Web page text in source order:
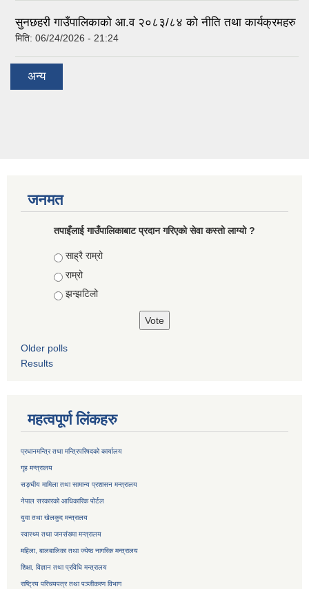
सुनछहरी गाउँपालिकाको आ.व २०८३/८४ को नीति तथा कार्यक्रमहरु
मिति: 06/24/2026 - 21:24
अन्य
जनमत
तपाइँलाई गाउँपालिकाबाट प्रदान गरिएको सेवा कस्तो लाग्यो ?
Choices
साह्रै राम्रो
राम्रो
झन्झटिलो
Older polls
Results
महत्वपूर्ण लिंकहरु
प्रधानमन्त्रि तथा मन्त्रिपरिषदको कार्यालय
गृह मन्त्रालय
सङ्घीय मामिला तथा सामान्य प्रशासन मन्त्रालय
नेपाल सरकारको आधिकारिक पोर्टल
युवा तथा खेलकुद मन्त्रालय
स्वास्थ्य तथा जनसंख्या मन्त्रालय
महिला, बालबालिका तथा ज्येष्ठ नागरिक मन्त्रालय
शिक्षा, विज्ञान तथा प्रविधि मन्त्रालय
राष्ट्रिय परिचयपत्र तथापञ्जीकरण विभाग